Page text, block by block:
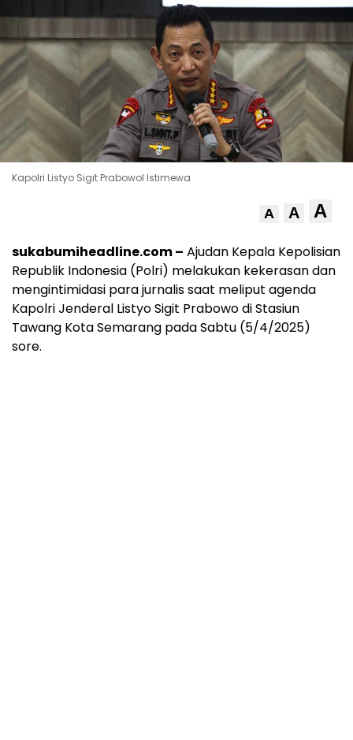
Kapolri Listyo Sigit PrabowoI Istimewa
A A A
sukabumiheadline.com – Ajudan Kepala Kepolisian
Republik Indonesia (Polri) melakukan kekerasan dan
mengintimidasi para jurnalis saat meliput agenda
Kapolri Jenderal Listyo Sigit Prabowo di Stasiun
Tawang Kota Semarang pada Sabtu (5/4/2025)
sore.